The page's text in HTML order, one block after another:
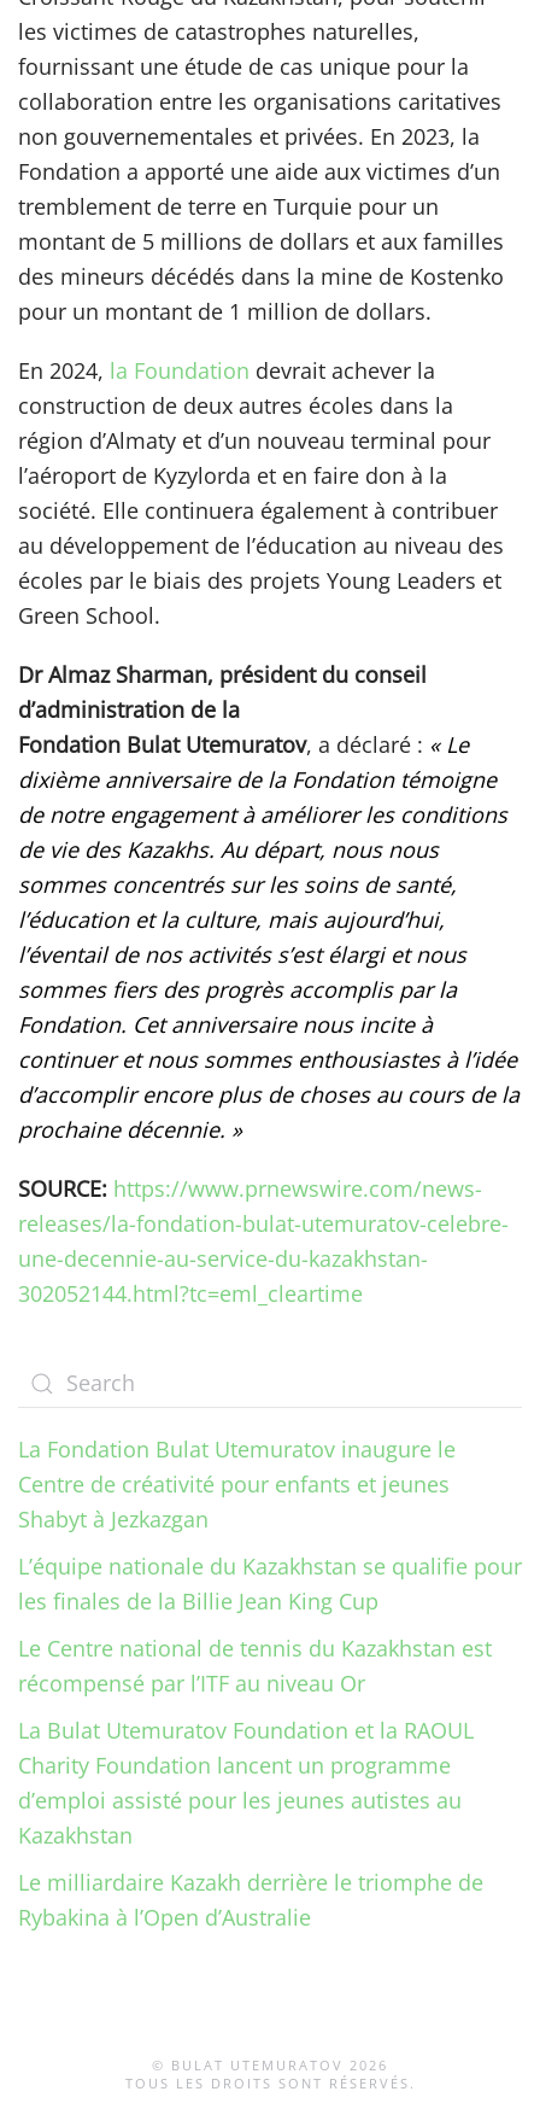
les victimes de catastrophes naturelles,
fournissant une étude de cas unique pour la
collaboration entre les organisations caritatives
non gouvernementales et privées. En 2023, la
Fondation a apporté une aide aux victimes d’un
tremblement de terre en Turquie pour un
montant de 5 millions de dollars et aux familles
des mineurs décédés dans la mine de Kostenko
pour un montant de 1 million de dollars.
En 2024, la Foundation devrait achever la
construction de deux autres écoles dans la
région d’Almaty et d’un nouveau terminal pour
l’aéroport de Kyzylorda et en faire don à la
société. Elle continuera également à contribuer
au développement de l’éducation au niveau des
écoles par le biais des projets Young Leaders et
Green School.
Dr Almaz Sharman, président du conseil
d’administration de la
Fondation Bulat Utemuratov, a déclaré : « Le
dixième anniversaire de la Fondation témoigne
de notre engagement à améliorer les conditions
de vie des Kazakhs. Au départ, nous nous
sommes concentrés sur les soins de santé,
l’éducation et la culture, mais aujourd’hui,
l’éventail de nos activités s’est élargi et nous
sommes fiers des progrès accomplis par la
Fondation. Cet anniversaire nous incite à
continuer et nous sommes enthousiastes à l’idée
d’accomplir encore plus de choses au cours de la
prochaine décennie. »
SOURCE: https://www.prnewswire.com/news-
releases/la-fondation-bulat-utemuratov-celebre-
une-decennie-au-service-du-kazakhstan-
302052144.html?tc=eml_cleartime
La Fondation Bulat Utemuratov inaugure le
Centre de créativité pour enfants et jeunes
Shabyt à Jezkazgan
L’équipe nationale du Kazakhstan se qualifie pour
les finales de la Billie Jean King Cup
Le Centre national de tennis du Kazakhstan est
récompensé par l’ITF au niveau Or
La Bulat Utemuratov Foundation et la RAOUL
Charity Foundation lancent un programme
d’emploi assisté pour les jeunes autistes au
Kazakhstan
Le milliardaire Kazakh derrière le triomphe de
Rybakina à l’Open d’Australie
© BULAT UTEMURATOV 2026
TOUS LES DROITS SONT RÉSERVÉS.